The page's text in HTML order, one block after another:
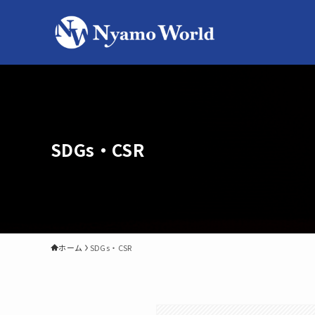
SDGs・CSR
ホーム SDGs・CSR